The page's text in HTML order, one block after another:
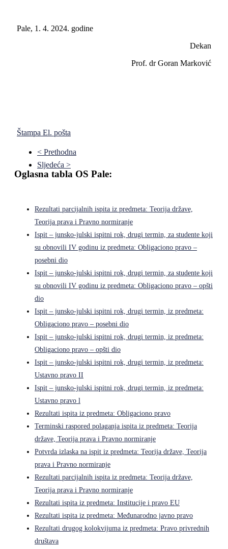
Pale, 1. 4. 2024. godine
Dekan
Prof. dr Goran Marković
Štampa El. pošta
< Prethodna
Sljedeća >
Oglasna tabla OS Pale:
Rezultati parcijalnih ispita iz predmeta: Teorija države,
Teorija prava i Pravno normiranje
Ispit – junsko-julski ispitni rok, drugi termin, za studente koji
su obnovili IV godinu iz predmeta: Obligaciono pravo –
posebni dio
Ispit – junsko-julski ispitni rok, drugi termin, za studente koji
su obnovili IV godinu iz predmeta: Obligaciono pravo – opšti
dio
Ispit – junsko-julski ispitni rok, drugi termin, iz predmeta:
Obligaciono pravo – posebni dio
Ispit – junsko-julski ispitni rok, drugi termin, iz predmeta:
Obligaciono pravo – opšti dio
Ispit – junsko-julski ispitni rok, drugi termin, iz predmeta:
Ustavno pravo II
Ispit – junsko-julski ispitni rok, drugi termin, iz predmeta:
Ustavno pravo l
Rezultati ispita iz predmeta: Obligaciono pravo
Terminski raspored polaganja ispita iz predmeta: Teorija
države, Teorija prava i Pravno normiranje
Potvrda izlaska na ispit iz predmeta: Teorija države, Teorija
prava i Pravno normiranje
Rezultati parcijalnih ispita iz predmeta: Teorija države,
Teorija prava i Pravno normiranje
Rezultati ispita iz predmeta: Institucije i pravo EU
Rezultati ispita iz predmeta: Međunarodno javno pravo
Rezultati drugog kolokvijuma iz predmeta: Pravo privrednih
društava